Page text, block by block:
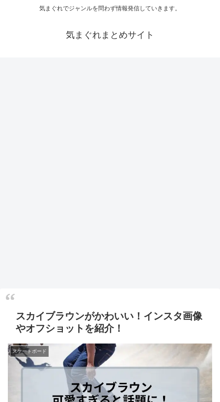
気まぐれでジャンルを問わず情報発信していきます。
気まぐれまとめサイト
スカイブラウンがかわいい！インスタ画像
やオフショットを紹介！
スケートボード